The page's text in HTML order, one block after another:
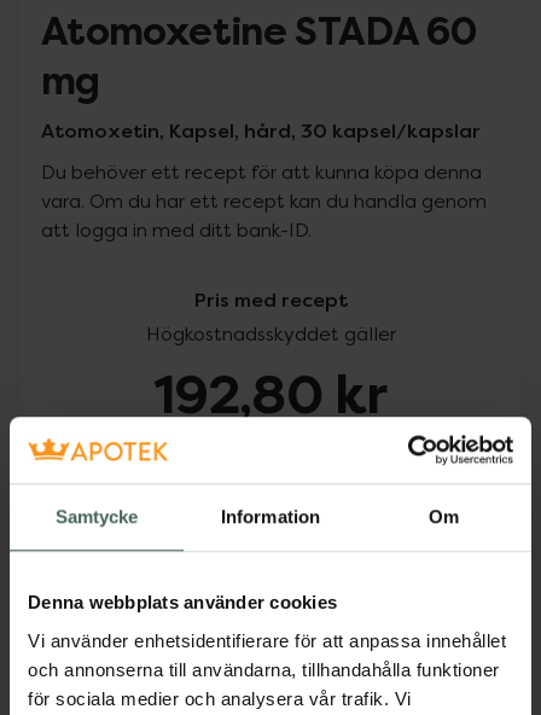
Samtycke Information Om
Denna webbplats använder cookies
Vi använder enhetsidentifierare för att anpassa innehållet
och annonserna till användarna, tillhandahålla funktioner
för sociala medier och analysera vår trafik. Vi
Atomoxetine STADA 60
mg
Atomoxetin, Kapsel, hård, 30 kapsel/kapslar
Du behöver ett recept för att kunna köpa denna
vara. Om du har ett recept kan du handla genom
att logga in med ditt bank-ID.
Pris med recept
Högkostnadsskyddet gäller
192,80 kr
Köp via ditt recept
Aktuella erbjudanden
Beskrivning Dölj